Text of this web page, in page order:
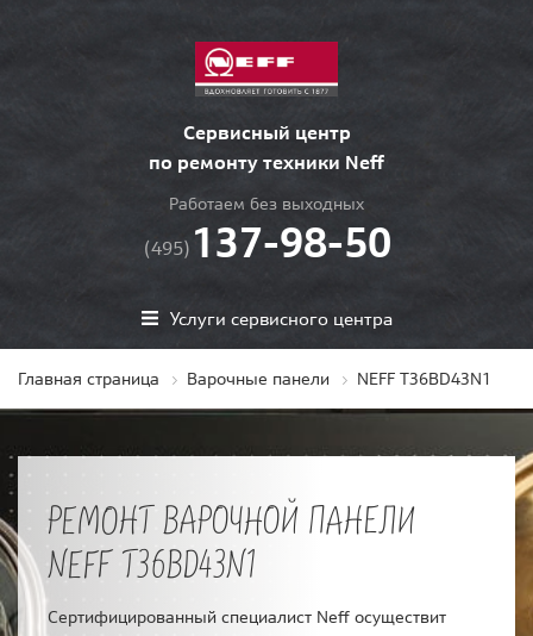
Сервисный центр
по ремонту техники Neff
Работаем без выходных
(495) 137-98-50
Услуги сервисного центра
Главная страница Варочные панели NEFF T36BD43N1
РЕМОНТ ВАРОЧНОЙ ПАНЕЛИ
NEFF T36BD43N1
Сертифицированный специалист Neff осуществит